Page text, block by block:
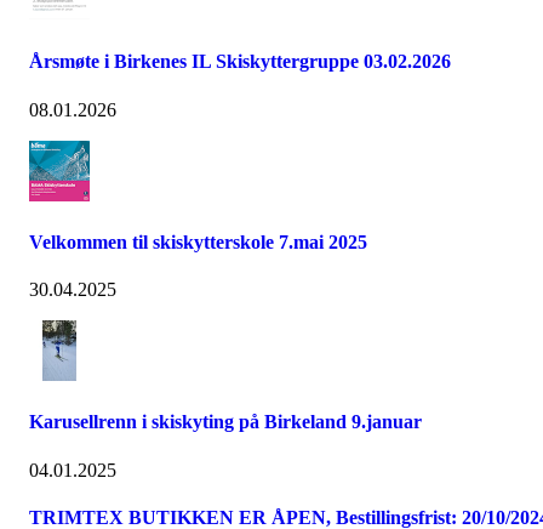
Årsmøte i Birkenes IL Skiskyttergruppe 03.02.2026
08.01.2026
Velkommen til skiskytterskole 7.mai 2025
30.04.2025
Karusellrenn i skiskyting på Birkeland 9.januar
04.01.2025
TRIMTEX BUTIKKEN ER ÅPEN, Bestillingsfrist: 20/10/